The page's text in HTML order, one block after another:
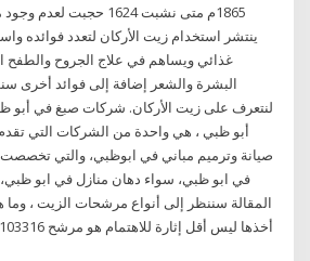
1865م متى نشبت 1624
ينتشر استخدام زيت الأركان لتعدد فوائده
غذائي ويساهم في علاج الجروح والطفح
البشرة والشعر إضافة إلى فوائد أخرى
لنتعرف على زيت الأركان. شركات صبغ في
أبو ظبي ، هي واحدة من الشركات التي
صيانة وترميم مباني في ابوظبي، والتي
في ابو ظبي، سواء دهان منازل في ابو
المقالة سننظر إلى أنواع مرشحات الزيت ، وما